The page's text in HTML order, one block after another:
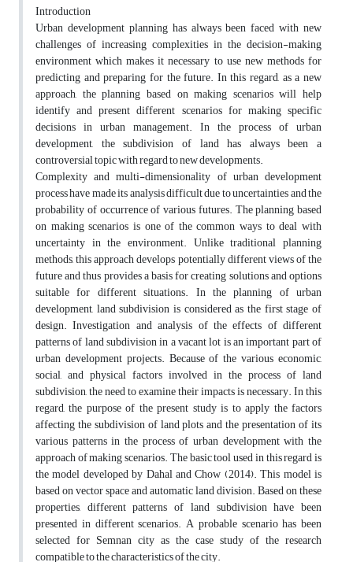
Introduction
Urban development planning has always been faced with new
challenges of increasing complexities in the decision-making
environment which makes it necessary to use new methods for
predicting and preparing for the future. In this regard, as a new
approach, the planning based on making scenarios will help
identify and present different scenarios for making specific
decisions in urban management. In the process of urban
development, the subdivision of land has always been a
controversial topic with regard to new developments.
Complexity and multi-dimensionality of urban development
process have made its analysis difficult due to uncertainties and the
probability of occurrence of various futures. The planning based
on making scenarios is one of the common ways to deal with
uncertainty in the environment. Unlike traditional planning
methods, this approach develops potentially different views of the
future and thus provides a basis for creating solutions and options
suitable for different situations. In the planning of urban
development, land subdivision is considered as the first stage of
design. Investigation and analysis of the effects of different
patterns of land subdivision in a vacant lot is an important part of
urban development projects. Because of the various economic,
social, and physical factors involved in the process of land
subdivision, the need to examine their impacts is necessary. In this
regard, the purpose of the present study is to apply the factors
affecting the subdivision of land plots and the presentation of its
various patterns in the process of urban development with the
approach of making scenarios. The basic tool used in this regard is
the model developed by Dahal and Chow (2014). This model is
based on vector space and automatic land division. Based on these
properties, different patterns of land subdivision have been
presented in different scenarios. A probable scenario has been
selected for Semnan city as the case study of the research
compatible to the characteristics of the city.